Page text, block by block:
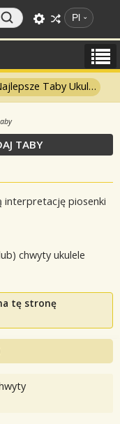
Pl
Taby Ukulele
TABY
interpretację piosenki
chwyty ukulele
tę stronę